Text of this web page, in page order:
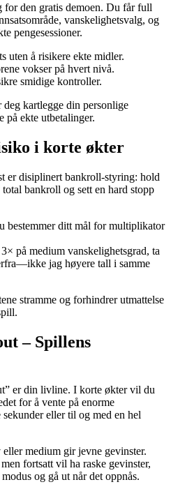
for den gratis demoen. Du får full
vanskelighetsvalg, og
pengesessioner.
uten å risikere ekte midler.
vokser på hvert nivå.
smidige kontroller.
kartlegge din personlige
på ekte utbetalinger.
i korte økter
er disiplinert bankroll‑styring: hold
bankroll og sett en hard stopp
bestemmer ditt mål for multiplikator
på medium vanskelighetsgrad, ta
jag høyere tall i samme
stramme og forhindrer utmattelse
– Spillens
er din livline. I korte økter vil du
for å vente på enorme
eller til og med en hel
medium gir jevne gevinster.
fortsatt vil ha raske gevinster,
og gå ut når det oppnås.